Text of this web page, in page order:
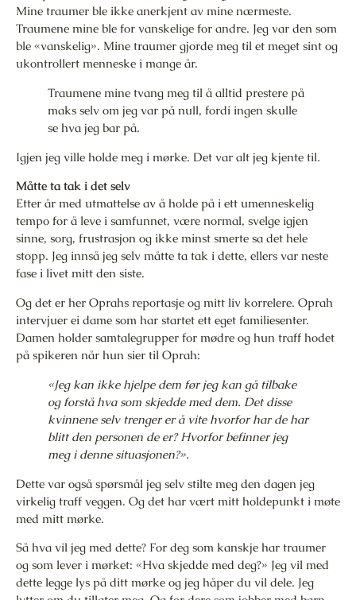
Mine traumer ble ikke anerkjent av mine nærmeste.
Traumene mine ble for vanskelige for andre. Jeg var den som
ble «vanskelig». Mine traumer gjorde meg til et meget sint og
ukontrollert menneske i mange år.
Traumene mine tvang meg til å alltid prestere på
maks selv om jeg var på null, fordi ingen skulle
se hva jeg bar på.
Igjen jeg ville holde meg i mørke. Det var alt jeg kjente til.
Måtte ta tak i det selv
Etter år med utmattelse av å holde på i ett umenneskelig
tempo for å leve i samfunnet, være normal, svelge igjen
sinne, sorg, frustrasjon og ikke minst smerte sa det hele
stopp. Jeg innså jeg selv måtte ta tak i dette, ellers var neste
fase i livet mitt den siste.
Og det er her Oprahs reportasje og mitt liv korrelere. Oprah
intervjuer ei dame som har startet ett eget familiesenter.
Damen holder samtalegrupper for mødre og hun traff hodet
på spikeren når hun sier til Oprah:
«Jeg kan ikke hjelpe dem før jeg kan gå tilbake
og forstå hva som skjedde med dem. Det disse
kvinnene selv trenger er å vite hvorfor har de har
blitt den personen de er? Hvorfor befinner jeg
meg i denne situasjonen?».
Dette var også spørsmål jeg selv stilte meg den dagen jeg
virkelig traff veggen. Og det har vært mitt holdepunkt i møte
med mitt mørke.
Så hva vil jeg med dette? For deg som kanskje har traumer
og som lever i mørket: «Hva skjedde med deg?» Jeg vil med
dette legge lys på ditt mørke og jeg håper du vil dele. Jeg